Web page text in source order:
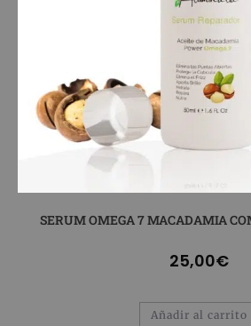
SERUM OMEGA 7 MACADAMIA
25,00€
Añadir al carrito